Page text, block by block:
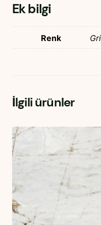
Ek bilgi
Renk Gri
İlgili ürünler